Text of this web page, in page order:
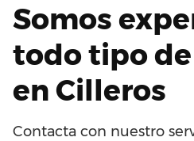
Somos
todo tipo
en Cilleros
Contacta con nuestro